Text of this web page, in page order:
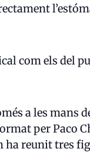
com els del
a les mans
per Paco
reunit tres